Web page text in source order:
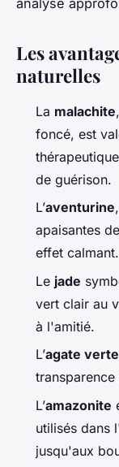
analyse
Les
naturelles
La malachite
foncé, est
de guérison.
L’aventurine
apaisantes
effet calmant.
Le jade
vert clair au
à l'amitié.
L’agate verte
L’amazonite
utilisés dans
jusqu'aux